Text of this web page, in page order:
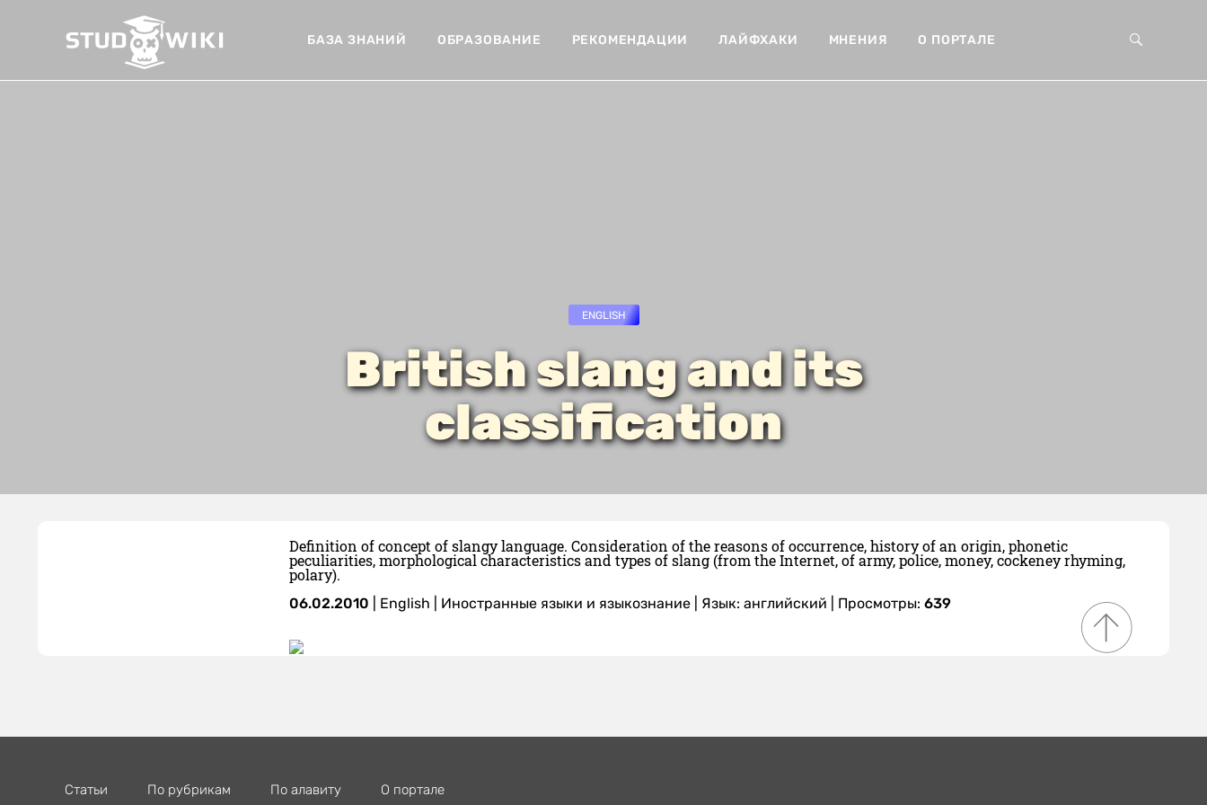
БАЗА ЗНАНИЙ ОБРАЗОВАНИЕ РЕКОМЕНДАЦИИ ЛАЙФХАКИ МНЕНИЯ О ПОРТАЛЕ
ENGLISH
British slang and its
classification
Definition of concept of slangy language. Consideration of the reasons of occurrence, history of an origin, phonetic
peculiarities, morphological characteristics and types of slang (from the Internet, of army, police, money, cockeney rhyming,
polary).
06.02.2010 English Иностранные языки и языкознание Язык: английский | Просмотры: 639
Статьи По рубрикам По алавиту О портале